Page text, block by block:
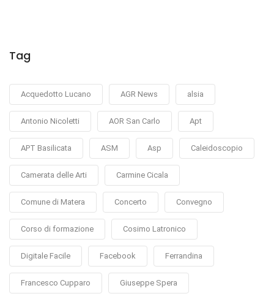
Tag
Acquedotto Lucano AGR News alsia
Antonio Nicoletti AOR San Carlo Apt
APT Basilicata ASM Asp Caleidoscopio
Camerata delle Arti Carmine Cicala
Comune di Matera Concerto Convegno
Corso di formazione Cosimo Latronico
Digitale Facile Facebook Ferrandina
Francesco Cupparo Giuseppe Spera